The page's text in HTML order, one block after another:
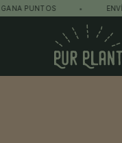
• ENVÍO
Pur Plant